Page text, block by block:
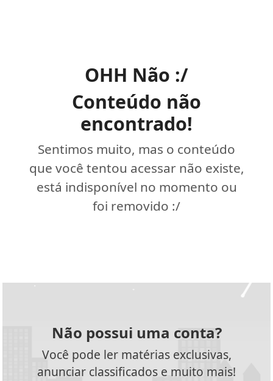
OHH Não :/
Conteúdo não
encontrado!
Sentimos muito, mas o conteúdo
que você tentou acessar não existe,
está indisponível no momento ou
foi removido :/
Não possui uma conta?
Você pode ler matérias exclusivas,
anunciar classificados e muito mais!